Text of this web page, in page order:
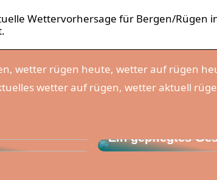
Wettervorhersage für Bergen/Rügen
wetter rügen heute, wetter auf rügen
wetter auf rügen, wetter aktuell
Ein gepflegtes